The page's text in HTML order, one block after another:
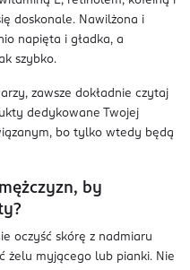
doskonale. Nawilżona i
napięta i gładka, a
szybko.
zawsze dokładnie czytaj
dedykowane Twojej
bo tylko wtedy będą
by
oczyść skórę z nadmiaru
żelu myjącego lub pianki. Nie